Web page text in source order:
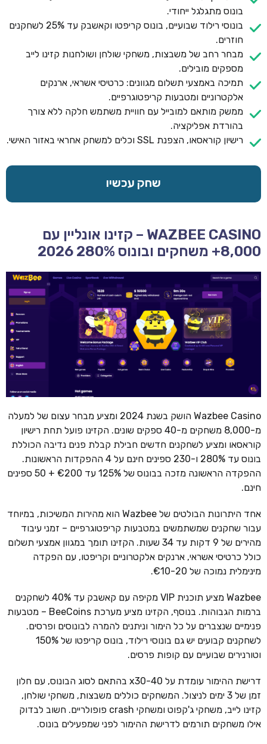
בונוס מתגלגל ייחודי.
בונוסי רילוד שבועיים, בונוס קריפטו וקאשבק עד 25% לשחקנים
חוזרים.
מבחר רחב של משבצות, משחקי שולחן ושולחנות קזינו לייב
מספקים מובילים.
תמיכה באמצעי תשלום מגוונים: כרטיסי אשראי, ארנקים
אלקטרוניים ומטבעות קריפטוגרפיים.
ממשק מותאם למובייל עם חוויית משתמש חלקה ללא צורך
בהורדת אפליקציה.
רישיון קוראסאו, הצפנת SSL וכלים למשחק אחראי באזור האישי.
שחק עכשיו
WAZBEE CASINO – קזינו אונליין עם
8,000+ משחקים ובונוס 280% 2026
Wazbee Casino הושק בשנת 2024 ומציע מבחר עצום של למעלה
מ-8,000 משחקים מ-40 ספקים שונים. הקזינו פועל תחת רישיון
קוראסאו ומציע לשחקנים חדשים חבילת קבלת פנים נדיבה הכוללת
בונוס עד 280% ו-230 ספינים חינם על 4 ההפקדות הראשונות.
ההפקדה הראשונה מזכה בבונוס של 125% עד €200 + 50 ספינים
חינם.
אחד היתרונות הבולטים של Wazbee הוא מהירות המשיכות, במיוחד
עבור שחקנים שמשתמשים במטבעות קריפטוגרפיים – זמני עיבוד
מהירים של 9 דקות עד 34 שעות. הקזינו תומך במגוון אמצעי תשלום
כולל כרטיסי אשראי, ארנקים אלקטרוניים וקריפטו, עם הפקדה
מינימלית נמוכה של €10-20.
Wazbee מציע תוכנית VIP מקיפה עם קאשבק עד 40% לשחקנים
ברמות הגבוהות. בנוסף, הקזינו מציע מערכת BeeCoins – מטבעות
פנימיים שנצברים על כל הימור וניתנים להמרה לבונוסים ופרסים.
לשחקנים קבועים יש גם בונוסי רילוד, בונוס קריפטו של 150%
וטורנירים שבועיים עם קופות פרסים.
דרישת ההימור עומדת על x30-40 בהתאם לסוג הבונוס, עם חלון
זמן של 3 ימים לניצול. המשחקים כוללים משבצות, משחקי שולחן,
קזינו לייב, משחקי ג'קפוט ומשחקי crash פופולריים. חשוב לבדוק
אילו משחקים תורמים לדרישת ההימור לפני שמפעילים בונוס.